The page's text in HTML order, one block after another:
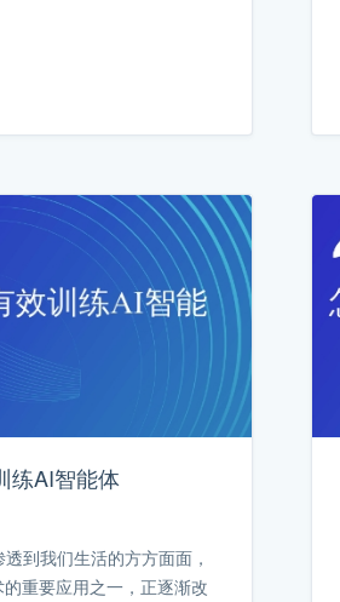
练AI智能体
到我们生活的方方面面，
重要应用之一，正逐渐改